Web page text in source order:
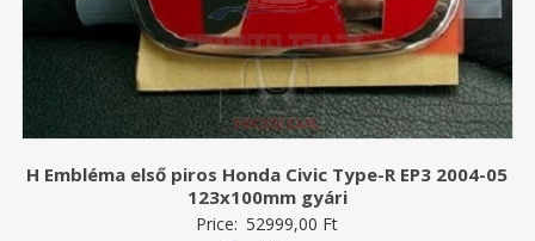
H Embléma első piros Honda Civic Type-R EP3 2004-05
123x100mm gyári
Price: 52999,00 Ft